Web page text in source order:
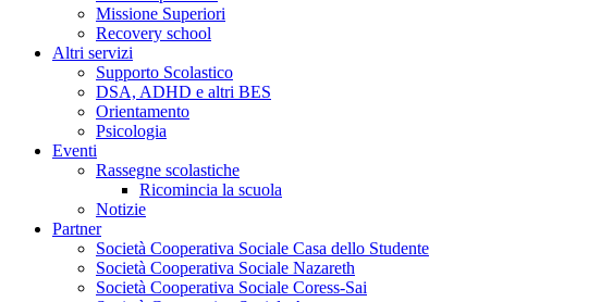
Missione Superiori
Recovery school
Altri servizi
Supporto Scolastico
DSA, ADHD e altri BES
Orientamento
Psicologia
Eventi
Rassegne scolastiche
Ricomincia la scuola
Notizie
Partner
Società Cooperativa Sociale Casa dello Studente
Società Cooperativa Sociale Nazareth
Società Cooperativa Sociale Coress-Sai